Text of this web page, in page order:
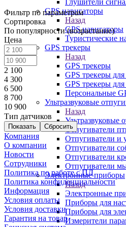
Глушители
GPS навигаторы
Назад
GPS навигаторы
Туристические
GPS трекеры
Назад
GPS трекеры
GPS трекеры
GPS трекеры
Персональные
Ультразвуковые
Назад
Ультразвуковые
Отпугиватели
Отпугиватели и
Отпугиватели
Отпугиватели
Отпугиватели
Электронные приборы
Назад
Электронные
Приборы для
Приборы для
Измерители
Фильтр по параметрам
Сортировка
По популярности (возрастание)
Цена
2 100
4 300
6 500
8 700
10 900
Тип датчиков
Сбросить
Компания
О компании
Новости
Сотрудники
Политика по работе с ПД
Политика конфиденциальности
Информация
Условия оплаты
Условия доставки
Гарантия на товар